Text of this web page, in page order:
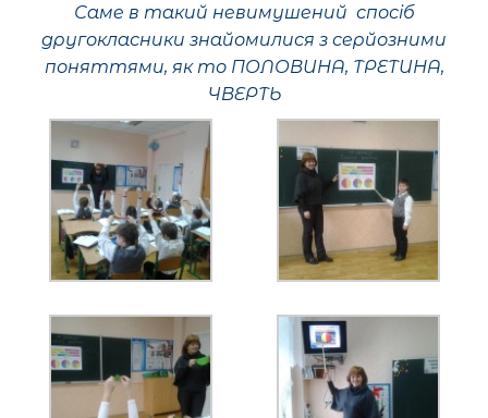
Саме в такий невимушений спосіб
другокласники знайомилися з серйозними
поняттями, як то ПОЛОВИНА, ТРЕТИНА,
ЧВЕРТЬ